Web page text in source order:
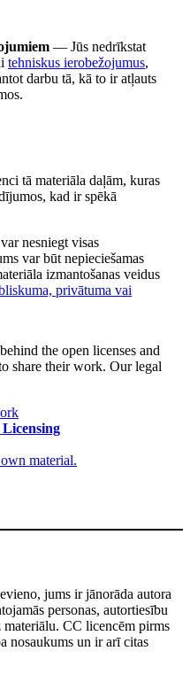
— Jūs nedrīkstat
tehniskus ierobežojumus,
darbu tā, kā to ir atļauts
tā materiāla daļām, kuras
kad ir spēkā
nesniegt visas
var būt nepieciešamas
izmantošanas veidus
privātuma vai
the open licenses and
share their work. Our legal
material.
jums ir jānorāda autora
personas, autortiesību
materiālu. CC licencēm pirms
nosaukums un ir arī citas